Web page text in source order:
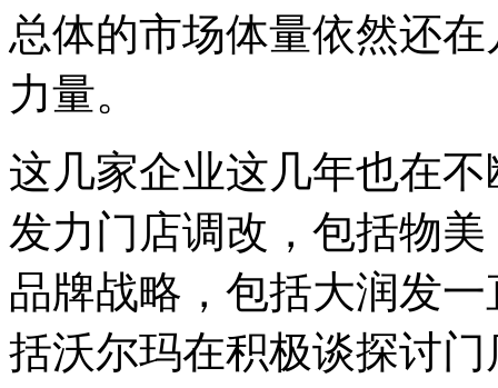
总体的市场体量依然还
力量。
这几家企业这几年也在
发力门店调改，包括物
品牌战略，包括大润发
括沃尔玛在积极谈探讨